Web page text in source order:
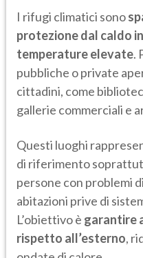
I rifugi climatici sono
protezione dal caldo
temperature elevate.
pubbliche o private
cittadini, come
gallerie commerciali e
Questi luoghi
di riferimento
persone con problemi
abitazioni prive di
L’obiettivo è garantire
rispetto all’esterno,